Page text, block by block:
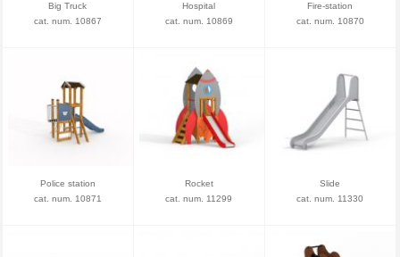
Big Truck
cat. num. 10867
Hospital
cat. num. 10869
Fire-station
cat. num. 10870
Police station
cat. num. 10871
Rocket
cat. num. 11299
Slide
cat. num. 11330